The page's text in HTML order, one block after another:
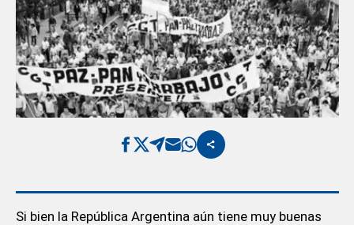
Si bien la República Argentina aún tiene muy buenas